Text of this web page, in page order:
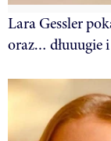
Lara Gessler
oraz… dłuuugie i